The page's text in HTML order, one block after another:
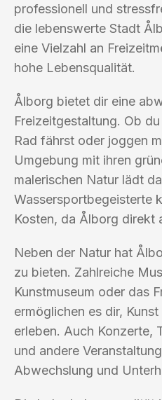
professionell und
die lebenswerte Stadt
eine Vielzahl an
hohe Lebensqualität.
Ålborg bietet dir eine
Freizeitgestaltung. Ob
Rad fährst oder joggen
Umgebung mit ihren
malerischen Natur lädt
Wassersportbegeisterte
Kosten, da Ålborg direkt
Neben der Natur hat
zu bieten. Zahlreiche
Kunstmuseum oder das
ermöglichen es dir,
erleben. Auch Konzerte,
und andere
Abwechslung und